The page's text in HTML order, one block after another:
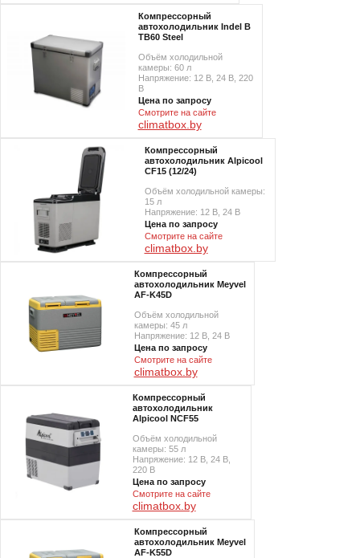
Компрессорный
автохолодильник Indel B
TB60 Steel
Объём холодильной
камеры: 60 л
Напряжение: 12 В, 24 В, 220
В
Цена по запросу
Смотрите на сайте
climatbox.by
Компрессорный
автохолодильник Alpicool
CF15 (12/24)
Объём холодильной камеры:
15 л
Напряжение: 12 В, 24 В
Цена по запросу
Смотрите на сайте
climatbox.by
Компрессорный
автохолодильник Meyvel
AF-K45D
Объём холодильной
камеры: 45 л
Напряжение: 12 В, 24 В
Цена по запросу
Смотрите на сайте
climatbox.by
Компрессорный
автохолодильник
Alpicool NCF55
Объём холодильной
камеры: 55 л
Напряжение: 12 В, 24 В,
220 В
Цена по запросу
Смотрите на сайте
climatbox.by
Компрессорный
автохолодильник Meyvel
AF-K55D